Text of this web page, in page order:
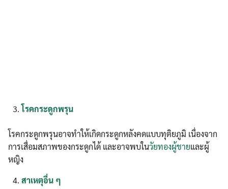
โรคกระดูกพรุน
โรคกระดูกพรุนอาจทำให้เกิดกระดูกหลังคดแบบทุติยภูมิ เนื่องจาก
การเสื่อมสภาพของกระดูกได้ และอาจพบในวัยทองผู้ชายและผู้
หญิง
สาเหตุอื่น ๆ